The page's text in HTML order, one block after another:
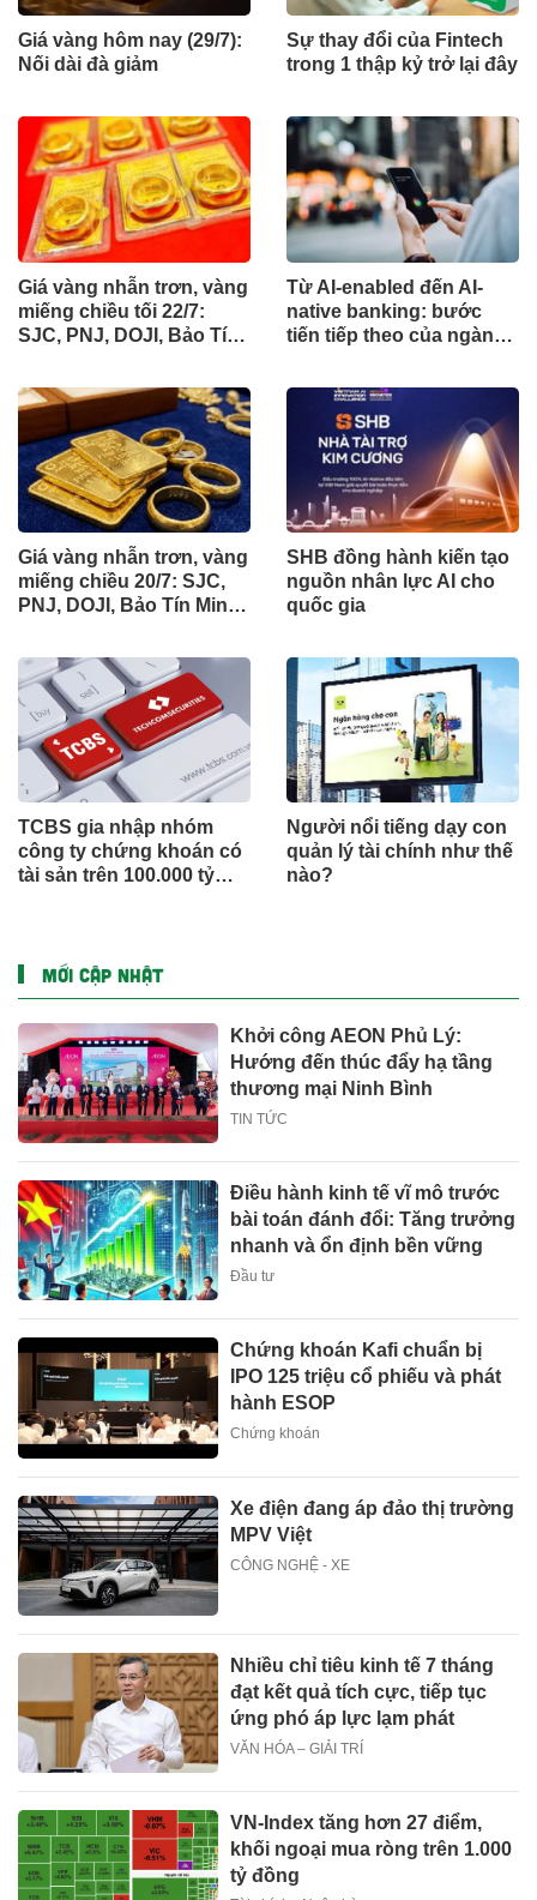
Giá vàng hôm nay (29/7):
Nối dài đà giảm
Sự thay đổi của Fintech
trong 1 thập kỷ trở lại đây
Giá vàng nhẫn trơn, vàng
miếng chiều tối 22/7:
SJC, PNJ, DOJI, Bảo Tín
đầu giảm giá tới 1,4 triệu
đồng/lượng
Từ AI-enabled đến AI-
native banking: bước
tiến tiếp theo của ngành
Giá vàng nhẫn trơn, vàng
miếng chiều 20/7: SJC,
PNJ, DOJI, Bảo Tín Minh
Hải tiếp tục giảm
SHB đồng hành kiến tạo
nguồn nhân lực AI cho
quốc gia
TCBS gia nhập nhóm
công ty chứng khoán có
tài sản trên 100.000 tỷ
Người nổi tiếng dạy con
quản lý tài chính như thế
nào?
MỚI CẬP NHẬT
Khởi công AEON Phủ Lý:
Hướng đến thúc đẩy hạ tầng
thương mại Ninh Bình
TIN TỨC
Điều hành kinh tế vĩ mô trước
bài toán đánh đổi: Tăng trưởng
nhanh và ổn định bền vững
Đầu tư
Chứng khoán Kafi chuẩn bị
IPO 125 triệu cổ phiếu và phát
hành ESOP
Chứng khoán
Xe điện đang áp đảo thị trường
MPV Việt
CÔNG NGHỆ - XE
Nhiều chỉ tiêu kinh tế 7 tháng
đạt kết quả tích cực, tiếp tục
ứng phó áp lực lạm phát
VĂN HÓA – GIẢI TRÍ
VN-Index tăng hơn 27 điểm,
khối ngoại mua ròng trên 1.000
tỷ đồng